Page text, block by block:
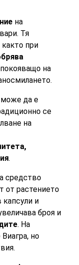
на
Тя
при
на
може да е
се
на
.
средство
от растението
капсули и
броя и
. На
но